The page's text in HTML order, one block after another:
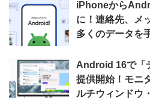
iPhoneから
に！連絡先、メ
多くのデータを
Android 16で「
提供開始！モニ
ルチウィンドウ